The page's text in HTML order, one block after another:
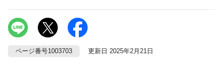
ページ番号1003703 更新日 2025年2月21日